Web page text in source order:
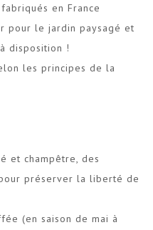
en France
pour le jardin paysagé et
disposition !
les principes de la
et champêtre, des
préserver la liberté de
(en saison de mai à